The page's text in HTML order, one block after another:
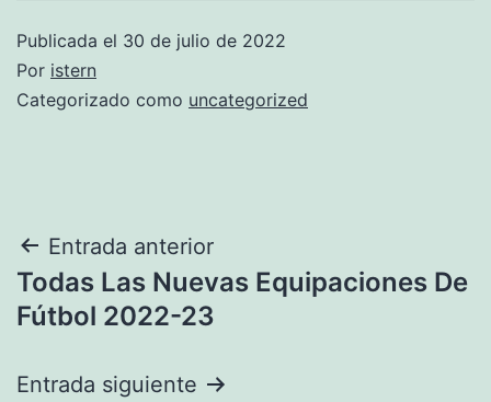
Publicada el 30 de julio de 2022
Por istern
Categorizado como uncategorized
Navegación
de
Entrada anterior
Todas Las Nuevas Equipaciones De
Fútbol 2022-23
Entrada siguiente